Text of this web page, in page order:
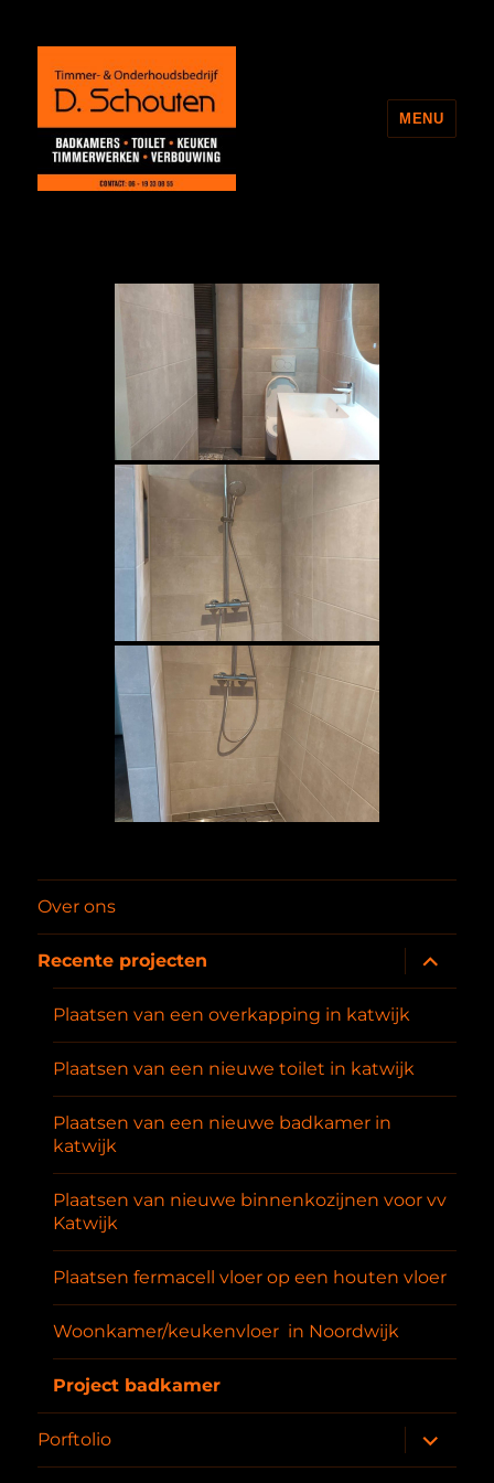
MENU
Over ons
Recente projecten
submenu
Plaatsen van een overkapping in katwijk
Plaatsen van een nieuwe toilet in katwijk
Plaatsen van een nieuwe badkamer in
katwijk
Plaatsen van nieuwe binnenkozijnen voor vv
Katwijk
Plaatsen fermacell vloer op een houten vloer
Woonkamer/keukenvloer in Noordwijk
Project badkamer
Porftolio
submenu